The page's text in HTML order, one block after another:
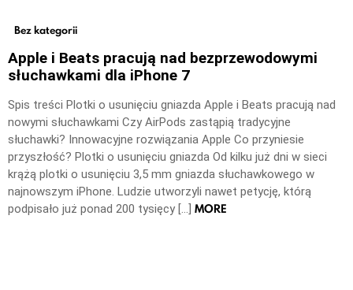
Bez kategorii
Apple i Beats pracują nad bezprzewodowymi
słuchawkami dla iPhone 7
Spis treści Plotki o usunięciu gniazda Apple i Beats pracują nad
nowymi słuchawkami Czy AirPods zastąpią tradycyjne
słuchawki? Innowacyjne rozwiązania Apple Co przyniesie
przyszłość? Plotki o usunięciu gniazda Od kilku już dni w sieci
krążą plotki o usunięciu 3,5 mm gniazda słuchawkowego w
najnowszym iPhone. Ludzie utworzyli nawet petycję, którą
podpisało już ponad 200 tysięcy […] MORE